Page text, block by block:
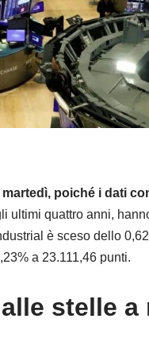
poiché i dati
quattro anni,
è sceso dello
a 23.111,46 punti.
stelle a